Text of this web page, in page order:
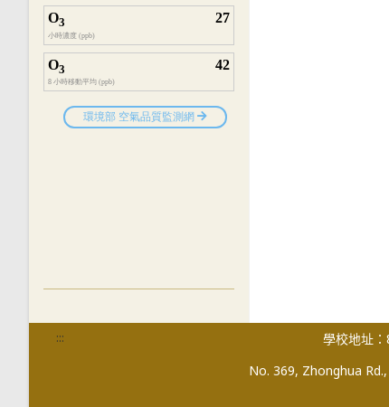
::: 學校地址
No. 369, Zhonghua